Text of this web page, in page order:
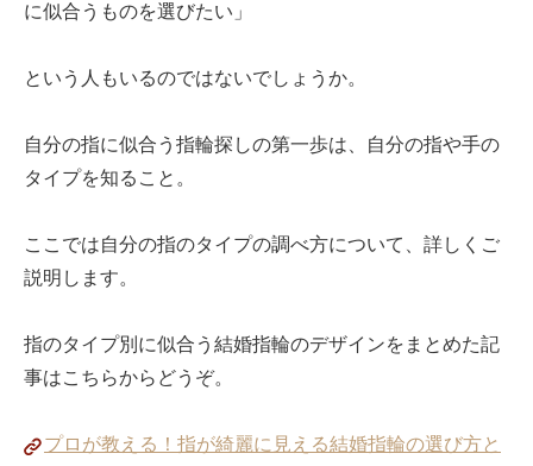
に似合うものを選びたい」
という人もいるのではないでしょうか。
自分の指に似合う指輪探しの第一歩は、自分の指や手の
タイプを知ること。
ここでは自分の指のタイプの調べ方について、詳しくご
説明します。
指のタイプ別に似合う結婚指輪のデザインをまとめた記
事はこちらからどうぞ。
プロが教える！指が綺麗に見える結婚指輪の選び方と